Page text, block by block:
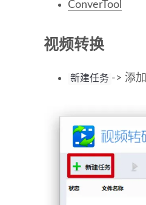
ConverTool
视频转换
新建任务 -> 添加